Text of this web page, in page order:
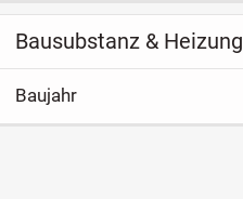
Bausubstanz & Heizung
Baujahr